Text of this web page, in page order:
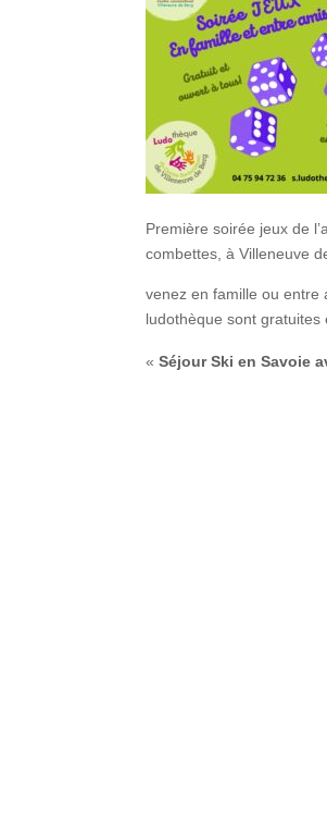
Première soirée jeux de
combettes, à Villeneuve
venez en famille ou entre
ludothèque sont gratuites
«Séjour Ski en Savoie